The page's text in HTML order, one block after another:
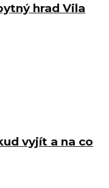
hrad Vila
vyjít a na co